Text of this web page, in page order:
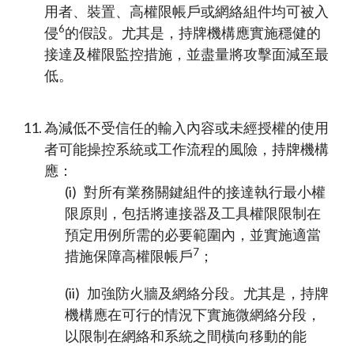
用者、裝置、高權限帳戶或網絡組件均可被入
侵6的假設。尤其是，持牌機構應實施穩健的
接達及權限監控措施，並盡量將攻擊面減至最
低。
為減低不受信任的輸入內容或未經授權的使用
者可能操控系統或工作流程的風險，持牌機構
應：
(i) 對所有業務關鍵組件的接達執行最小權
限原則，包括將連接器及工具權限限制在
預定用例所需的必要範圍內，並實施適當
措施保障高權限帳戶7 ；
(ii) 加強防火牆及網絡分段。尤其是，持牌
機構應在可行的情況下實施微網絡分段，
以限制在網絡和系統之間橫向移動的能